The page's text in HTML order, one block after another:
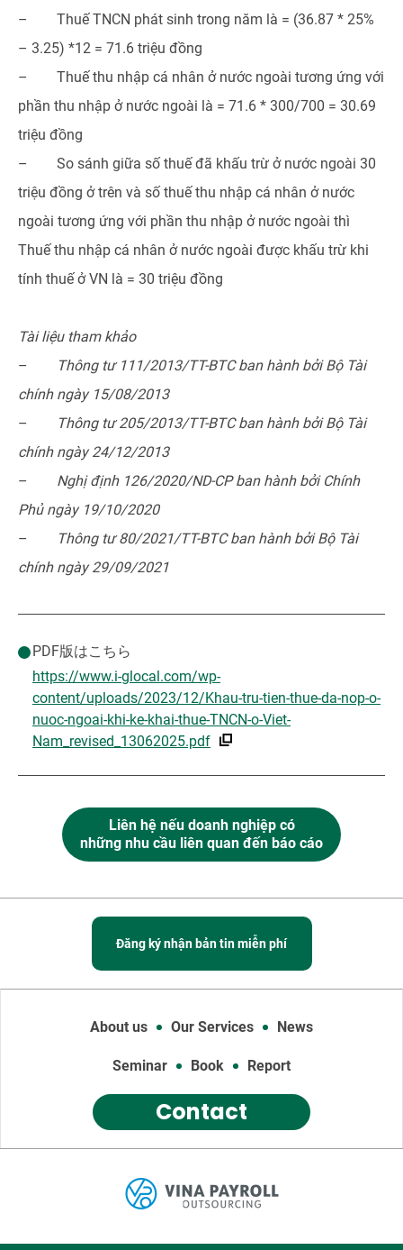
– Thuế TNCN phát sinh trong năm là = (36.87 * 25%
– 3.25) *12 = 71.6 triệu đồng
– Thuế thu nhập cá nhân ở nước ngoài tương ứng với
phần thu nhập ở nước ngoài là = 71.6 * 300/700 = 30.69
triệu đồng
– So sánh giữa số thuế đã khấu trừ ở nước ngoài 30
triệu đồng ở trên và số thuế thu nhập cá nhân ở nước
ngoài tương ứng với phần thu nhập ở nước ngoài thì
Thuế thu nhập cá nhân ở nước ngoài được khấu trừ khi
tính thuế ở VN là = 30 triệu đồng
Tài liệu tham khảo
–
Thông tư 111/2013/TT-BTC ban hành bởi Bộ Tài
chính ngày 15/08/2013
–
Thông tư 205/2013/TT-BTC ban hành bởi Bộ Tài
chính ngày 24/12/2013
– Nghị định 126/2020/ND-CP ban hành bởi Chính
Phủ ngày 19/10/2020
–
Thông tư 80/2021/TT-BTC ban hành bởi Bộ Tài
chính ngày 29/09/2021
PDF版はこちら
https://www.i-glocal.com/wp-
content/uploads/2023/12/Khau-tru-tien-thue-da-nop-o-
nuoc-ngoai-khi-ke-khai-thue-TNCN-o-Viet-
Nam_revised_13062025.pdf
Liên hệ nếu doanh nghiệp có
những nhu cầu liên quan đến báo cáo
Đăng ký nhận bản tin miễn phí
About us Our Services News
Seminar Book Report
Contact